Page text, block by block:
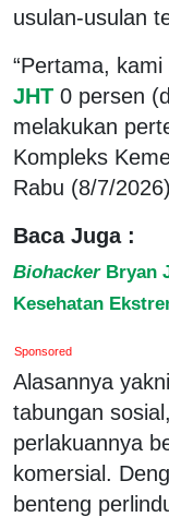
usulan-usulan
“Pertama,
JHT 0 persen
melakukan
Kompleks
Rabu (8/7/
Baca Juga :
BiohackerBryan
Kesehatan
Sponsored
Alasannya
tabungan
perlakuannya
komersial.
benteng